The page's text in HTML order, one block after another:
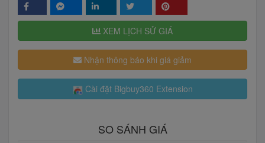
XEM LỊCH SỬ GIÁ
Nhận thông báo khi giá giảm
Cài đặt Bigbuy360 Extension
SO SÁNH GIÁ